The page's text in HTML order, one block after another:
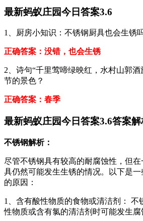
最新蚂蚁庄园今日答案3.6
1、厨房小知识：不锈钢厨具也会生锈
正确答案：没错，也会生锈
2、诗句“千里莺啼绿映红，水村山郭
节的景色？
正确答案：春季
最新蚂蚁庄园今日答案3.6答案解
不锈钢解析：
尽管不锈钢具有较高的耐腐蚀性，但
具仍然可能发生生锈的情况。以下是
的原因：
1、含有酸性物质的食物或清洁剂： 不
性物质或含有氯的清洁剂时可能发生腐